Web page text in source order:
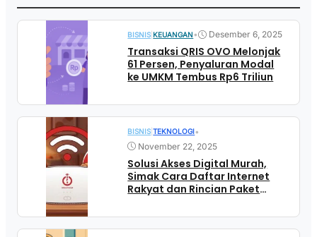
BISNIS |KEUANGAN• Desember 6, 2025
Transaksi QRIS OVO Melonjak
61 Persen, Penyaluran Modal
ke UMKM Tembus Rp6 Triliun
BISNIS |TEKNOLOGI•
November 22, 2025
Solusi Akses Digital Murah,
Simak Cara Daftar Internet
Rakyat dan Rincian Paket